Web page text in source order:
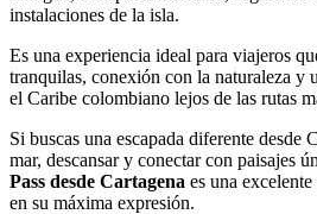
instalaciones de la isla.
Es una experiencia ideal para viajeros
tranquilas, conexión con la naturaleza y
el Caribe colombiano lejos de las rutas
Si buscas una escapada diferente desde
mar, descansar y conectar con paisajes
Pass desde Cartagena es una
en su máxima expresión.